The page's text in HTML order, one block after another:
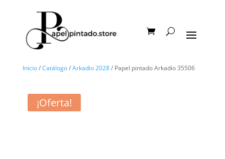
Inicio/Catálogo/Arkadio 2028/ Papel pintado Arkadio 35506
¡Oferta!